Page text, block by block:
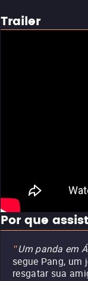
Trailer
Por que
"Um panda em
segue Pang, um
resgatar sua